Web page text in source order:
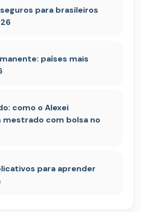
para brasileiros
países mais
como o Alexei
com bolsa no
para aprender